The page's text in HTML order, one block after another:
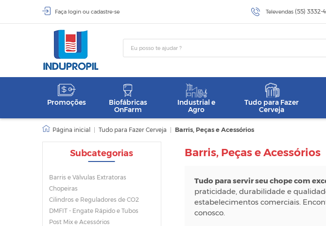
Faça login ou cadastre-se Televendas (55) 3332-
Promoções
Biofábricas
OnFarm
Industrial e
Agro
Tudo para Fazer
Cerveja
Tudo para Fazer Cerveja Barris, Peças e Acessórios
Subcategorias
Barris e Válvulas Extratoras
Chopeiras
Cilindros e Reguladores de CO2
DMFIT - Engate Rápido e Tubos
Post Mix e Acessórios
Barris, Peças e Acessórios
Tudo para servir seu chope com
praticidade, durabilidade e
estabelecimentos comerciais.
conosco.